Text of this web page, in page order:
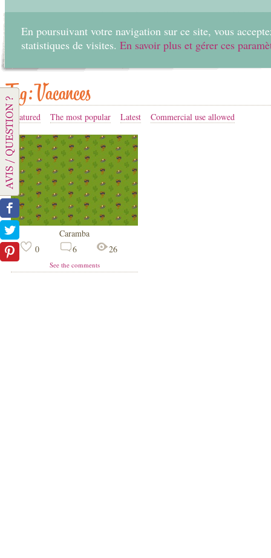
En poursuivant votre navigation sur ce site, vous
statistiques de visites. En savoir plus et gérer ces
Tag: Vacances
Featured The most popular Latest Commercial use allowed
Caramba
0
6 26
See the comments